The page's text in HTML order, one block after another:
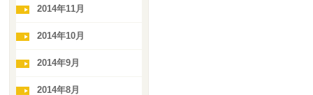
2014年11月
2014年10月
2014年9月
2014年8月